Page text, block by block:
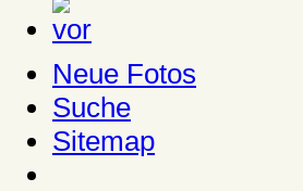
Neue Fotos
Suche
Sitemap